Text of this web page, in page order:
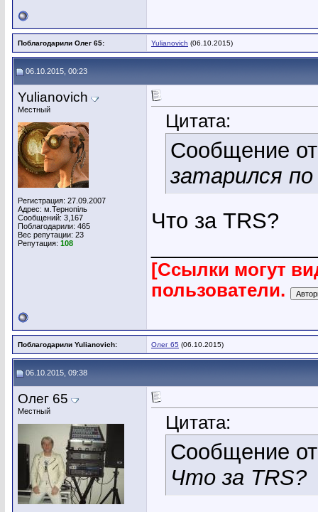
Поблагодарили Олег 65: Yulianovich (06.10.2015)
06.10.2015, 00:23
Yulianovich
Местный
Регистрация: 27.09.2007
Адрес: м.Тернопіль
Сообщений: 3,167
Поблагодарили: 465
Вес репутации: 23
Репутация: 108
Цитата:
Сообщение
затарился
Что за TRS?
[Ссылки могут
пользователи.
Поблагодарили Yulianovich: Олег 65 (06.10.2015)
06.10.2015, 09:38
Олег 65
Местный
Цитата:
Сообщение
Что за TRS?